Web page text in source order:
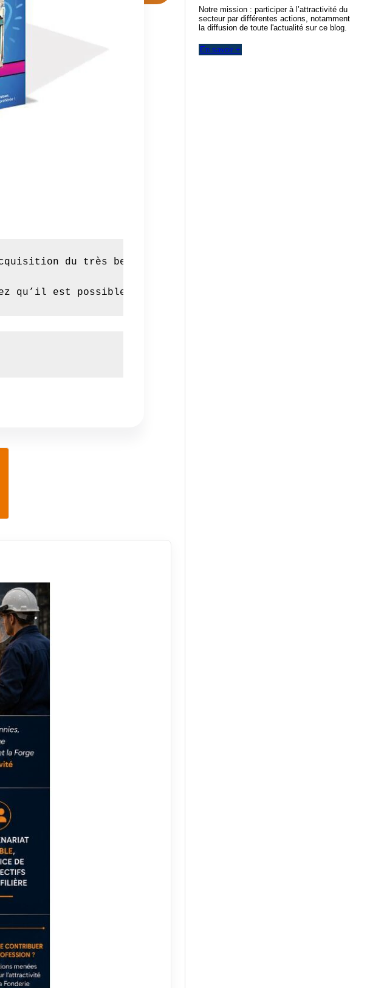
du très beau livre « LORITZ 175 ans d’une
qu’il est possible de commander ces deux articles. (20€
Notre mission : participer à l’attractivité du
secteur par différentes actions, notamment
la diffusion de toute l'actualité sur ce blog.
En savoir +